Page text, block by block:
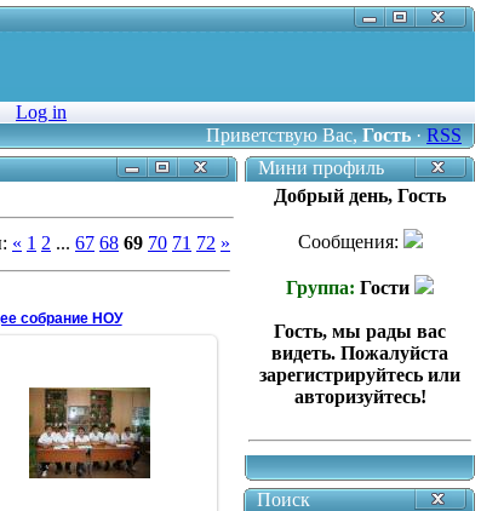
Log in
Приветствую Вас,Гость·RSS
: « 1 2 ... 67 68 69 70 71 72 »
собрание НОУ
09.10.2008
1 группа
Антонина
Мини профиль
Добрый день, Гость
Сообщения:
Группа: Гости
Гость, мы рады вас
видеть. Пожалуйста
зарегистрируйтесь или
авторизуйтесь!
Поиск